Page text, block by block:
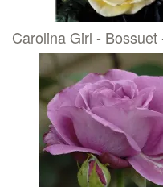
Carolina Girl -